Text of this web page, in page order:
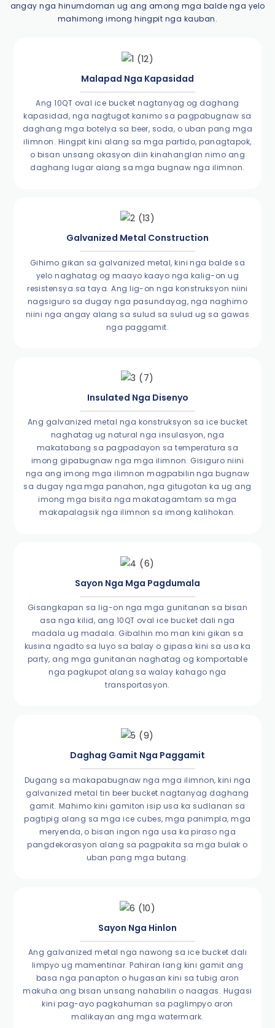
angay nga hinumdoman ug ang among mga balde nga yelo
mahimong imong hingpit nga kauban.
Malapad Nga Kapasidad
Ang 10QT oval ice bucket nagtanyag og daghang
kapasidad, nga nagtugot kanimo sa pagpabugnaw sa
daghang mga botelya sa beer, soda, o uban pang mga
ilimnon. Hingpit kini alang sa mga partido, panagtapok,
o bisan unsang okasyon diin kinahanglan nimo ang
daghang lugar alang sa mga bugnaw nga ilimnon.
Galvanized Metal Construction
Gihimo gikan sa galvanized metal, kini nga balde sa
yelo naghatag og maayo kaayo nga kalig-on ug
resistensya sa taya. Ang lig-on nga konstruksyon niini
nagsiguro sa dugay nga pasundayag, nga naghimo
niini nga angay alang sa sulud sa sulud ug sa gawas
nga paggamit.
Insulated Nga Disenyo
Ang galvanized metal nga konstruksyon sa ice bucket
naghatag ug natural nga insulasyon, nga
makatabang sa pagpadayon sa temperatura sa
imong gipabugnaw nga mga ilimnon. Gisiguro niini
nga ang imong mga ilimnon magpabilin nga bugnaw
sa dugay nga mga panahon, nga gitugotan ka ug ang
imong mga bisita nga makatagamtam sa mga
makapalagsik nga ilimnon sa imong kalihokan.
Sayon Nga Mga Pagdumala
Gisangkapan sa lig-on nga mga gunitanan sa bisan
asa nga kilid, ang 10QT oval ice bucket dali nga
madala ug madala. Gibalhin mo man kini gikan sa
kusina ngadto sa luyo sa balay o gipasa kini sa usa ka
party, ang mga gunitanan naghatag og komportable
nga pagkupot alang sa walay kahago nga
transportasyon.
Daghag Gamit Nga Paggamit
Dugang sa makapabugnaw nga mga ilimnon, kini nga
galvanized metal tin beer bucket nagtanyag daghang
gamit. Mahimo kini gamiton isip usa ka sudlanan sa
pagtipig alang sa mga ice cubes, mga panimpla, mga
meryenda, o bisan ingon nga usa ka piraso nga
pangdekorasyon alang sa pagpakita sa mga bulak o
uban pang mga butang.
Sayon Nga Hinlon
Ang galvanized metal nga nawong sa ice bucket dali
limpyo ug mamentinar. Pahiran lang kini gamit ang
basa nga panapton o hugasan kini sa tubig aron
makuha ang bisan unsang nahabilin o naagas. Hugasi
kini pag-ayo pagkahuman sa paglimpyo aron
malikayan ang mga watermark.